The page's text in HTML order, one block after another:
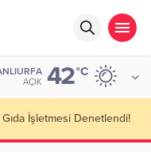
AÇIK 42°C
Yol Çalışmalarını